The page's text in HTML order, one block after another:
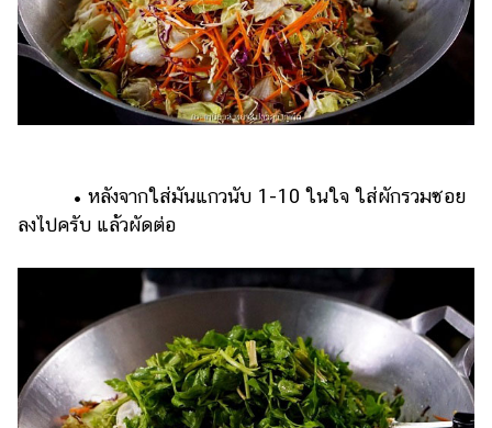
• หลังจากใส่มันแกวนับ 1-10 ในใจ ใส่ผักรวมซอย
ลงไปครับ แล้วผัดต่อ